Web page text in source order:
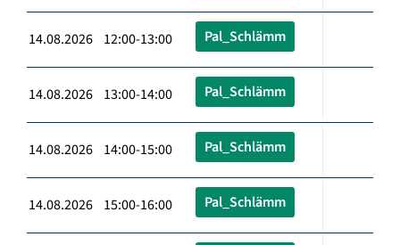
14.08.2026 12:00-13:00 Pal_Schlämm
14.08.2026 13:00-14:00 Pal_Schlämm
14.08.2026 14:00-15:00 Pal_Schlämm
14.08.2026 15:00-16:00 Pal_Schlämm